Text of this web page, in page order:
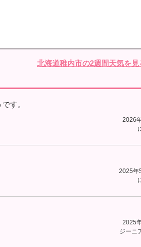
北海道稚内市の2週間天気を見
す。
2026
2025年
2025
ジーニ